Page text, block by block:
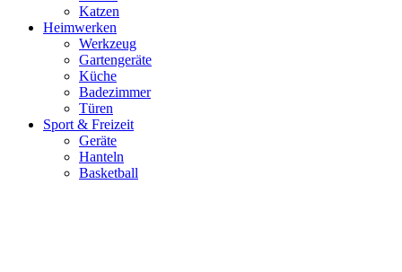
Katzen
Heimwerken
Werkzeug
Gartengeräte
Küche
Badezimmer
Türen
Sport & Freizeit
Geräte
Hanteln
Basketball